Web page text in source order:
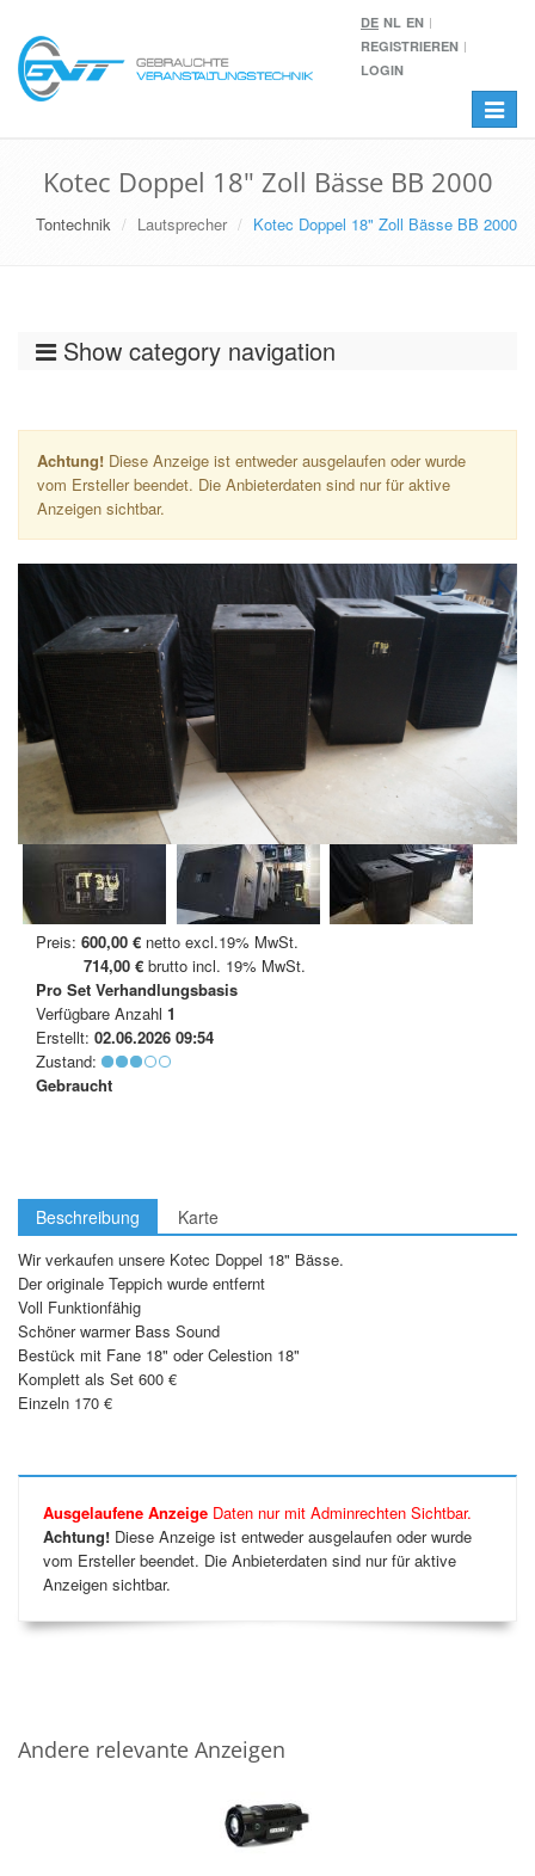
DE NL EN
REGISTRIEREN
LOGIN
Toggle
Kotec Doppel 18" Zoll Bässe BB 2000
Tontechnik Lautsprecher Kotec Doppel 18" Zoll Bässe BB 2000
Show category navigation
Achtung! Diese Anzeige ist entweder ausgelaufen oder wurde
vom Ersteller beendet. Die Anbieterdaten sind nur für aktive
Anzeigen sichtbar.
Preis: 600,00 € netto excl.19% MwSt.
714,00 € brutto incl. 19% MwSt.
Pro Set Verhandlungsbasis
Verfügbare Anzahl 1
Erstellt: 02.06.2026 09:54
Zustand:
Gebraucht
Beschreibung Karte
Wir verkaufen unsere Kotec Doppel 18" Bässe.
Der originale Teppich wurde entfernt
Voll Funktionfähig
Schöner warmer Bass Sound
Bestück mit Fane 18" oder Celestion 18"
Komplett als Set 600 €
Einzeln 170 €
Ausgelaufene Anzeige Daten nur mit Adminrechten Sichtbar.
Achtung! Diese Anzeige ist entweder ausgelaufen oder wurde
vom Ersteller beendet. Die Anbieterdaten sind nur für aktive
Anzeigen sichtbar.
Andere relevante Anzeigen